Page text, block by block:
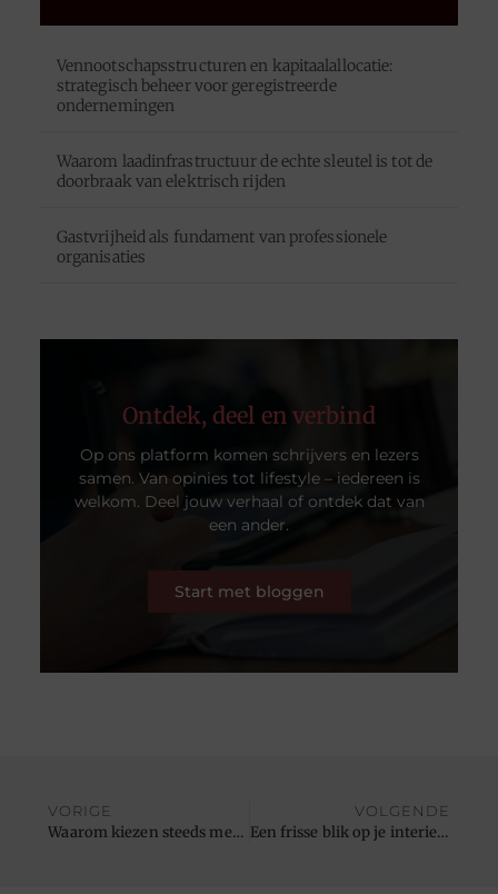
Vennootschapsstructuren en kapitaalallocatie:
strategisch beheer voor geregistreerde
ondernemingen
Waarom laadinfrastructuur de echte sleutel is tot de
doorbraak van elektrisch rijden
Gastvrijheid als fundament van professionele
organisaties
Ontdek, deel en verbind
Op ons platform komen schrijvers en lezers
samen. Van opinies tot lifestyle – iedereen is
welkom. Deel jouw verhaal of ontdek dat van
een ander.
Start met bloggen
VORIGE
Waarom kiezen steeds meer organisaties voor het huren van IT?
VOLGENDE
Een frisse blik op je interieur